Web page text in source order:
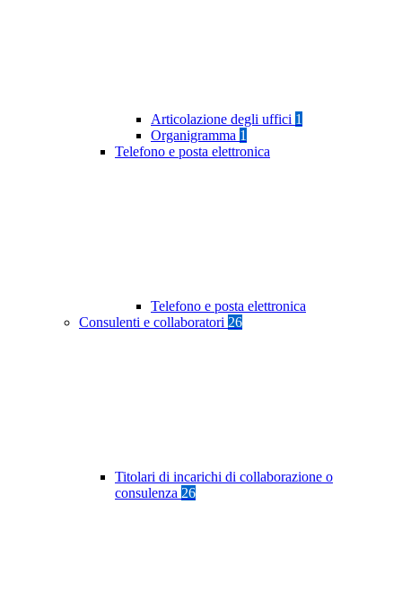
Articolazione degli uffici 1
Organigramma 1
Telefono e posta elettronica
Telefono e posta elettronica
Consulenti e collaboratori 26
Titolari di incarichi di collaborazione o
consulenza 26